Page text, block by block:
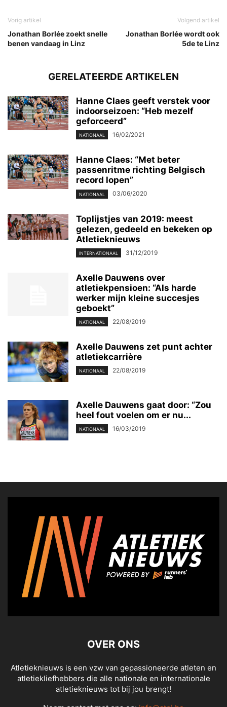
Vorig artikel
Jonathan Borlée zoekt snelle
benen vandaag in Linz
Volgend artikel
Jonathan Borlée wordt ook
5de te Linz
GERELATEERDE ARTIKELEN
Hanne Claes geeft verstek voor
indoorseizoen: “Heb mezelf
geforceerd”
NATIONAAL 16/02/2021
Hanne Claes: “Met beter
passenritme richting Belgisch
record lopen”
NATIONAAL 03/06/2020
Toplijstjes van 2019: meest
gelezen, gedeeld en bekeken op
Atletieknieuws
INTERNATIONAAL 31/12/2019
Axelle Dauwens over
atletiekpensioen: “Als harde
werker mijn kleine succesjes
geboekt”
NATIONAAL 22/08/2019
Axelle Dauwens zet punt achter
atletiekcarrière
NATIONAAL 22/08/2019
Axelle Dauwens gaat door: “Zou
heel fout voelen om er nu...
NATIONAAL 16/03/2019
OVER ONS
Atletieknieuws is een vzw van gepassioneerde atleten en
atletiekliefhebbers die alle nationale en internationale
atletieknieuws tot bij jou brengt!